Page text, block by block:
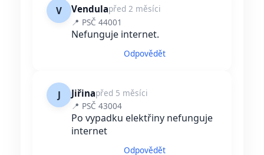
V Vendulapřed 2 měsíci
📍 PSČ 44001
Nefunguje internet.
Odpovědět
J Jiřinapřed 5 měsíci
📍 PSČ 43004
Po vypadku elektřiny nefunguje
internet
Odpovědět